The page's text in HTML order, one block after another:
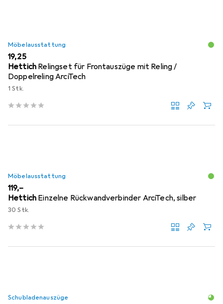
Möbelausstattung
EUR
19,25
Hettich Relingset für Frontauszüge mit Reling /
Doppelreling ArciTech
1 Stk.
Möbelausstattung
EUR
119,–
Hettich Einzelne Rückwandverbinder ArciTech, silber
30 Stk.
Schubladenauszüge